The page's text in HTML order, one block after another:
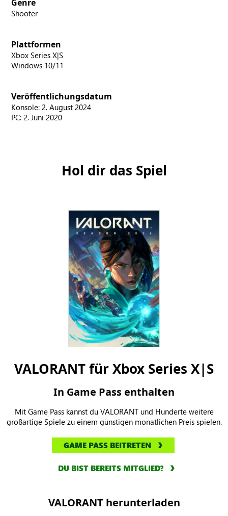
Genre
Shooter
Plattformen
Xbox Series X|S
Windows 10/11
Veröffentlichungsdatum
Konsole: 2. August 2024
PC: 2. Juni 2020
Hol dir das Spiel
VALORANT für Xbox Series X|S
In Game Pass enthalten
Mit Game Pass kannst du VALORANT und Hunderte weitere
großartige Spiele zu einem günstigen monatlichen Preis spielen.
GAME PASS BEITRETEN
DU BIST BEREITS MITGLIED?
VALORANT herunterladen